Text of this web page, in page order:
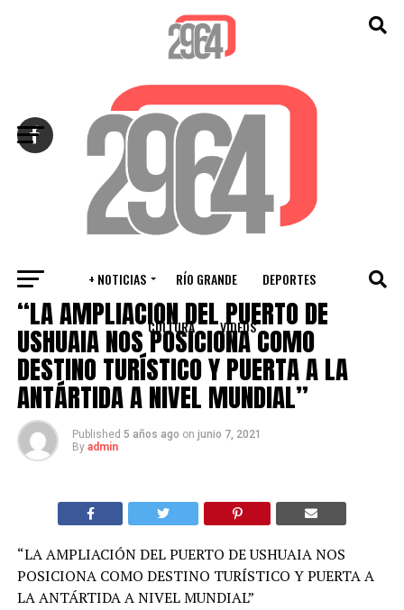
+ NOTICIAS RÍO GRANDE DEPORTES
CULTURA VIDEOS
VARIOS
“LA AMPLIACIÓN DEL PUERTO DE
USHUAIA NOS POSICIONA COMO
DESTINO TURÍSTICO Y PUERTA A LA
ANTÁRTIDA A NIVEL MUNDIAL”
Published 5 años ago on junio 7, 2021
By admin
“LA AMPLIACIÓN DEL PUERTO DE USHUAIA NOS
POSICIONA COMO DESTINO TURÍSTICO Y PUERTA A
LA ANTÁRTIDA A NIVEL MUNDIAL”
Salir de la versión móvil